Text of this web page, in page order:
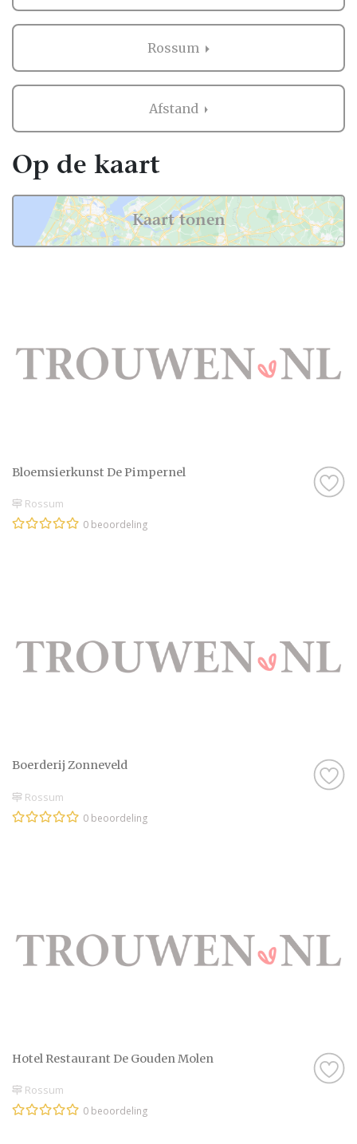
Rossum
Afstand
Bloemsierkunst De Pimpernel
Rossum
0 beoordeling
Boerderij Zonneveld
Rossum
0 beoordeling
Hotel Restaurant De Gouden Molen
Rossum
0 beoordeling
Op de kaart
Kaart tonen